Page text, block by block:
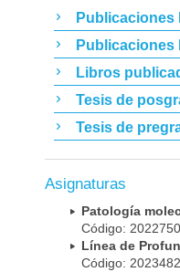
Publicaciones
Publicaciones
Libros
Tesis de
Tesis de
Asignaturas
Patología
Código:
Línea de
Código: